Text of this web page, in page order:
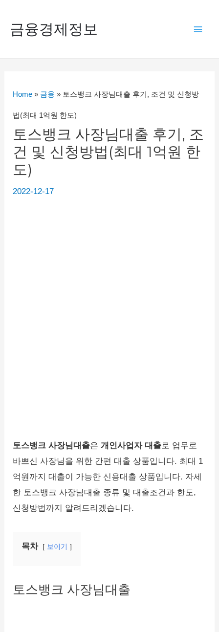
금융경제정보
Home » 금융 » 토스뱅크 사장님대출 후기, 조건 및 신청방
법(최대 1억원 한도)
토스뱅크 사장님대출 후기, 조
건 및 신청방법(최대 1억원 한
도)
2022-12-17
토스뱅크 사장님대출은개인사업자 대출로 업무로
바쁘신 사장님을 위한 간편 대출 상품입니다. 최대 1
억원까지 대출이 가능한 신용대출 상품입니다. 자세
한 토스뱅크 사장님대출 종류 및 대출조건과 한도,
신청방법까지 알려드리겠습니다.
목차 보이기
토스뱅크 사장님대출